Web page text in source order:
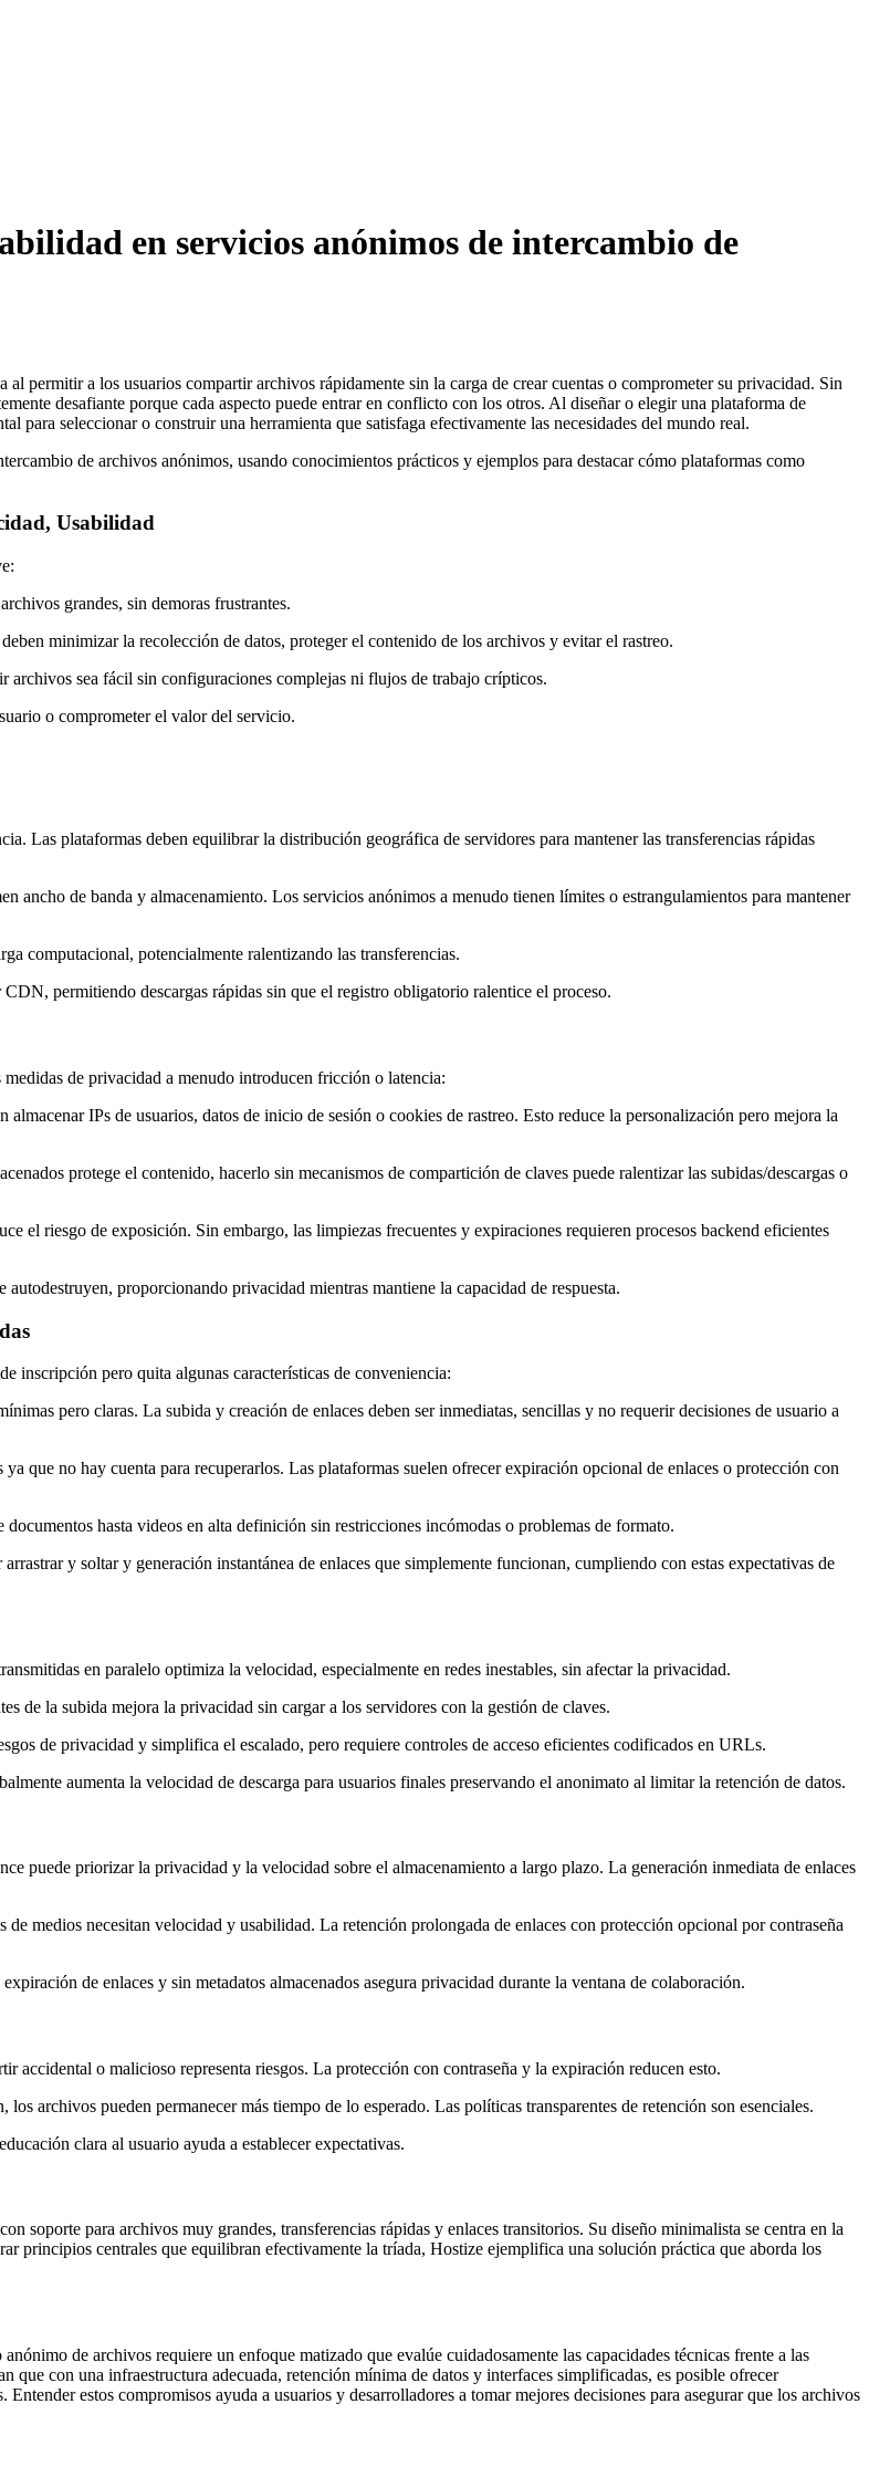
en servicios anónimos de intercambio de
permitir a los usuarios compartir archivos rápidamente sin la carga de crear cuentas o comprometer su privacidad. Sin
desafiante porque cada aspecto puede entrar en conflicto con los otros. Al diseñar o elegir una plataforma de
para seleccionar o construir una herramienta que satisfaga efectivamente las necesidades del mundo real.
de archivos anónimos, usando conocimientos prácticos y ejemplos para destacar cómo plataformas como
Usabilidad
grandes, sin demoras frustrantes.
minimizar la recolección de datos, proteger el contenido de los archivos y evitar el rastreo.
archivos sea fácil sin configuraciones complejas ni flujos de trabajo crípticos.
o comprometer el valor del servicio.
Las plataformas deben equilibrar la distribución geográfica de servidores para mantener las transferencias rápidas
ancho de banda y almacenamiento. Los servicios anónimos a menudo tienen límites o estrangulamientos para mantener
computacional, potencialmente ralentizando las transferencias.
permitiendo descargas rápidas sin que el registro obligatorio ralentice el proceso.
de privacidad a menudo introducen fricción o latencia:
almacenar IPs de usuarios, datos de inicio de sesión o cookies de rastreo. Esto reduce la personalización pero mejora la
protege el contenido, hacerlo sin mecanismos de compartición de claves puede ralentizar las subidas/descargas o
el riesgo de exposición. Sin embargo, las limpiezas frecuentes y expiraciones requieren procesos backend eficientes
proporcionando privacidad mientras mantiene la capacidad de respuesta.
inscripción pero quita algunas características de conveniencia:
pero claras. La subida y creación de enlaces deben ser inmediatas, sencillas y no requerir decisiones de usuario a
que no hay cuenta para recuperarlos. Las plataformas suelen ofrecer expiración opcional de enlaces o protección con
documentos hasta videos en alta definición sin restricciones incómodas o problemas de formato.
y soltar y generación instantánea de enlaces que simplemente funcionan, cumpliendo con estas expectativas de
en paralelo optimiza la velocidad, especialmente en redes inestables, sin afectar la privacidad.
de la subida mejora la privacidad sin cargar a los servidores con la gestión de claves.
de privacidad y simplifica el escalado, pero requiere controles de acceso eficientes codificados en URLs.
aumenta la velocidad de descarga para usuarios finales preservando el anonimato al limitar la retención de datos.
puede priorizar la privacidad y la velocidad sobre el almacenamiento a largo plazo. La generación inmediata de enlaces
de medios necesitan velocidad y usabilidad. La retención prolongada de enlaces con protección opcional por contraseña
de enlaces y sin metadatos almacenados asegura privacidad durante la ventana de colaboración.
accidental o malicioso representa riesgos. La protección con contraseña y la expiración reducen esto.
los archivos pueden permanecer más tiempo de lo esperado. Las políticas transparentes de retención son esenciales.
clara al usuario ayuda a establecer expectativas.
soporte para archivos muy grandes, transferencias rápidas y enlaces transitorios. Su diseño minimalista se centra en la
principios centrales que equilibran efectivamente la tríada, Hostize ejemplifica una solución práctica que aborda los
de archivos requiere un enfoque matizado que evalúe cuidadosamente las capacidades técnicas frente a las
que con una infraestructura adecuada, retención mínima de datos y interfaces simplificadas, es posible ofrecer
estos compromisos ayuda a usuarios y desarrolladores a tomar mejores decisiones para asegurar que los archivos